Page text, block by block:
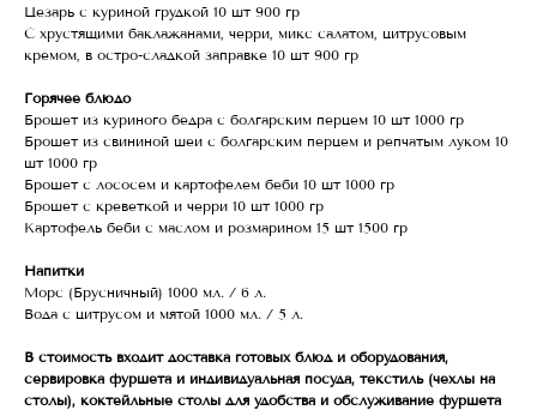
Цезарь с куриной грудкой 10 шт 900 гр
С хрустящими баклажанами, черри, микс салатом, цитрусовым
кремом, в остро-сладкой заправке 10 шт 900 гр
Горячее блюдо
Брошет из куриного бедра с болгарским перцем 10 шт 1000 гр
Брошет из свининой шеи с болгарским перцем и репчатым луком 10
шт 1000 гр
Брошет с лососем и картофелем беби 10 шт 1000 гр
Брошет с креветкой и черри 10 шт 1000 гр
Картофель беби с маслом и розмарином 15 шт 1500 гр
Напитки
Морс (Брусничный) 1000 мл. / 6 л.
Вода с цитрусом и мятой 1000 мл. / 5 л.
В стоимость входит доставка готовых блюд и оборудования,
сервировка фуршета и индивидуальная посуда, текстиль (чехлы на
столы), коктейльные столы для удобства и обслуживание фуршета